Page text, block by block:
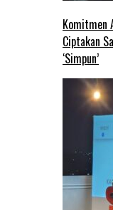
Komitmen
Ciptakan
‘Simpun’